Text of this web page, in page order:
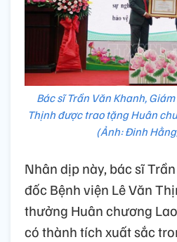
Bác sĩ Trần Văn Khanh,
Thịnh được trao tặng Huân
(Ảnh: Đinh
Nhân dịp này, bác sĩ
đốc Bệnh viện Lê Văn
thưởng Huân chương
có thành tích xuất sắc